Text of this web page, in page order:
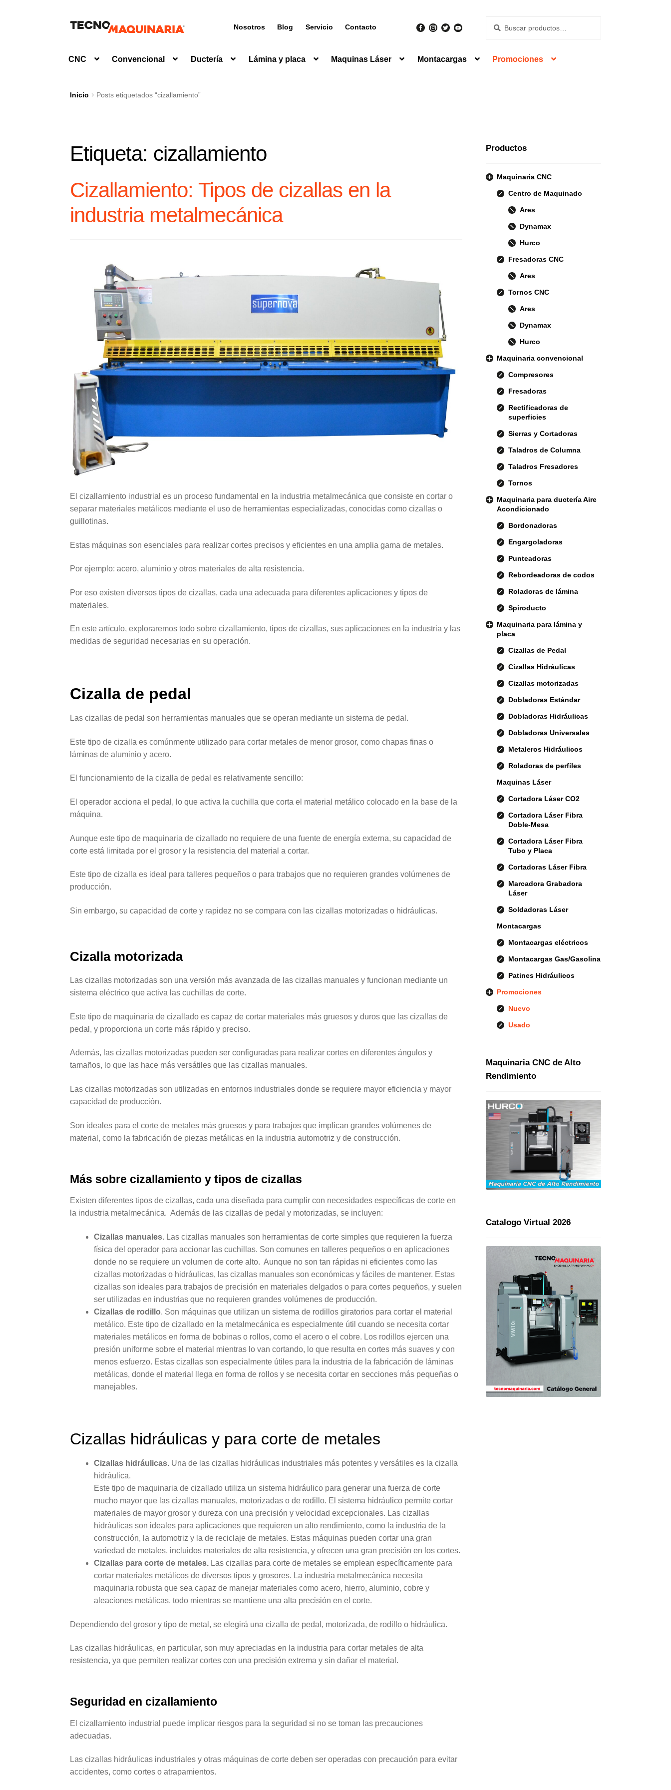
navegación
Nosotros Blog Servicio Contacto
por:
CNC Convencional Ductería Lámina y placa Maquinas Láser Montacargas Promociones
Inicio Posts etiquetados “cizallamiento”
Etiqueta: cizallamiento
Cizallamiento: Tipos de cizallas en la
industria metalmecánica
El cizallamiento industrial es un proceso fundamental en la industria metalmecánica que consiste en cortar o
separar materiales metálicos mediante el uso de herramientas especializadas, conocidas como cizallas o
guillotinas.
Estas máquinas son esenciales para realizar cortes precisos y eficientes en una amplia gama de metales.
Por ejemplo: acero, aluminio y otros materiales de alta resistencia.
Por eso existen diversos tipos de cizallas, cada una adecuada para diferentes aplicaciones y tipos de
materiales.
En este artículo, exploraremos todo sobre cizallamiento, tipos de cizallas, sus aplicaciones en la industria y las
medidas de seguridad necesarias en su operación.
Cizalla de pedal
Las cizallas de pedal son herramientas manuales que se operan mediante un sistema de pedal.
Este tipo de cizalla es comúnmente utilizado para cortar metales de menor grosor, como chapas finas o
láminas de aluminio y acero.
El funcionamiento de la cizalla de pedal es relativamente sencillo:
El operador acciona el pedal, lo que activa la cuchilla que corta el material metálico colocado en la base de la
máquina.
Aunque este tipo de maquinaria de cizallado no requiere de una fuente de energía externa, su capacidad de
corte está limitada por el grosor y la resistencia del material a cortar.
Este tipo de cizalla es ideal para talleres pequeños o para trabajos que no requieren grandes volúmenes de
producción.
Sin embargo, su capacidad de corte y rapidez no se compara con las cizallas motorizadas o hidráulicas.
Cizalla motorizada
Las cizallas motorizadas son una versión más avanzada de las cizallas manuales y funcionan mediante un
sistema eléctrico que activa las cuchillas de corte.
Este tipo de maquinaria de cizallado es capaz de cortar materiales más gruesos y duros que las cizallas de
pedal, y proporciona un corte más rápido y preciso.
Además, las cizallas motorizadas pueden ser configuradas para realizar cortes en diferentes ángulos y
tamaños, lo que las hace más versátiles que las cizallas manuales.
Las cizallas motorizadas son utilizadas en entornos industriales donde se requiere mayor eficiencia y mayor
capacidad de producción.
Son ideales para el corte de metales más gruesos y para trabajos que implican grandes volúmenes de
material, como la fabricación de piezas metálicas en la industria automotriz y de construcción.
Más sobre cizallamiento y tipos de cizallas
Existen diferentes tipos de cizallas, cada una diseñada para cumplir con necesidades específicas de corte en
la industria metalmecánica. Además de las cizallas de pedal y motorizadas, se incluyen:
Cizallas manuales. Las cizallas manuales son herramientas de corte simples que requieren la fuerza
física del operador para accionar las cuchillas. Son comunes en talleres pequeños o en aplicaciones
donde no se requiere un volumen de corte alto. Aunque no son tan rápidas ni eficientes como las
cizallas motorizadas o hidráulicas, las cizallas manuales son económicas y fáciles de mantener. Estas
cizallas son ideales para trabajos de precisión en materiales delgados o para cortes pequeños, y suelen
ser utilizadas en industrias que no requieren grandes volúmenes de producción.
Cizallas de rodillo. Son máquinas que utilizan un sistema de rodillos giratorios para cortar el material
metálico. Este tipo de cizallado en la metalmecánica es especialmente útil cuando se necesita cortar
materiales metálicos en forma de bobinas o rollos, como el acero o el cobre. Los rodillos ejercen una
presión uniforme sobre el material mientras lo van cortando, lo que resulta en cortes más suaves y con
menos esfuerzo. Estas cizallas son especialmente útiles para la industria de la fabricación de láminas
metálicas, donde el material llega en forma de rollos y se necesita cortar en secciones más pequeñas o
manejables.
Cizallas hidráulicas y para corte de metales
Cizallas hidráulicas. Una de las cizallas hidráulicas industriales más potentes y versátiles es la cizalla
hidráulica.
Este tipo de maquinaria de cizallado utiliza un sistema hidráulico para generar una fuerza de corte
mucho mayor que las cizallas manuales, motorizadas o de rodillo. El sistema hidráulico permite cortar
materiales de mayor grosor y dureza con una precisión y velocidad excepcionales. Las cizallas
hidráulicas son ideales para aplicaciones que requieren un alto rendimiento, como la industria de la
construcción, la automotriz y la de reciclaje de metales. Estas máquinas pueden cortar una gran
variedad de metales, incluidos materiales de alta resistencia, y ofrecen una gran precisión en los cortes.
Cizallas para corte de metales. Las cizallas para corte de metales se emplean específicamente para
cortar materiales metálicos de diversos tipos y grosores. La industria metalmecánica necesita
maquinaria robusta que sea capaz de manejar materiales como acero, hierro, aluminio, cobre y
aleaciones metálicas, todo mientras se mantiene una alta precisión en el corte.
Dependiendo del grosor y tipo de metal, se elegirá una cizalla de pedal, motorizada, de rodillo o hidráulica.
Las cizallas hidráulicas, en particular, son muy apreciadas en la industria para cortar metales de alta
resistencia, ya que permiten realizar cortes con una precisión extrema y sin dañar el material.
Seguridad en cizallamiento
El cizallamiento industrial puede implicar riesgos para la seguridad si no se toman las precauciones
adecuadas.
Las cizallas hidráulicas industriales y otras máquinas de corte deben ser operadas con precaución para evitar
accidentes, como cortes o atrapamientos.
Productos
Maquinaria CNC
Centro de Maquinado
Ares
Dynamax
Hurco
Fresadoras CNC
Ares
Tornos CNC
Ares
Dynamax
Hurco
Maquinaria convencional
Compresores
Fresadoras
Rectificadoras de
superficies
Sierras y Cortadoras
Taladros de Columna
Taladros Fresadores
Tornos
Maquinaria para ductería Aire
Acondicionado
Bordonadoras
Engargoladoras
Punteadoras
Rebordeadoras de codos
Roladoras de lámina
Spiroducto
Maquinaria para lámina y
placa
Cizallas de Pedal
Cizallas Hidráulicas
Cizallas motorizadas
Dobladoras Estándar
Dobladoras Hidráulicas
Dobladoras Universales
Metaleros Hidráulicos
Roladoras de perfiles
Maquinas Láser
Cortadora Láser CO2
Cortadora Láser Fibra
Doble-Mesa
Cortadora Láser Fibra
Tubo y Placa
Cortadoras Láser Fibra
Marcadora Grabadora
Láser
Soldadoras Láser
Montacargas
Montacargas eléctricos
Montacargas Gas/Gasolina
Patines Hidráulicos
Promociones
Nuevo
Usado
Maquinaria CNC de Alto
Rendimiento
Catalogo Virtual 2026